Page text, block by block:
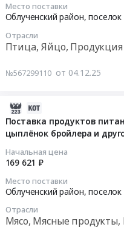
Место поставки
Облученский
Отрасли
Птица, Яйцо,
№567299110 от 04.12.25
Поставка продуктов
цыплёнок бройлера и
Начальная цена
169 621 ₽
Место поставки
Облученский
Отрасли
Мясо, Мясные продукты,